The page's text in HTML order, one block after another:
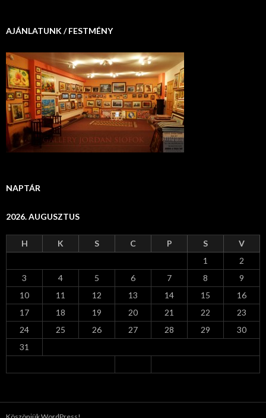
AJÁNLATUNK / FESTMÉNY
NAPTÁR
2026. AUGUSZTUS
H K S C P S
V
1
2
3
4 5 6 7 8
9
10
11 12 13 14 15
16
17
18 19 20 21 22
23
24
25 26 27 28 29
30
31